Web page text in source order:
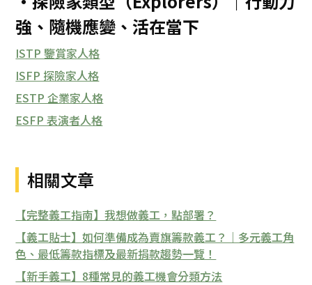
強、隨機應變、活在當下
ISTP 鑒賞家人格
ISFP 探險家人格
ESTP 企業家人格
ESFP 表演者人格
相關文章
【完整義工指南】我想做義工，點部署？
【義工貼士】如何準備成為賣旗籌款義工？｜多元義工角
色、最低籌款指標及最新捐款趨勢一覽！
【新手義工】8種常見的義工機會分類方法